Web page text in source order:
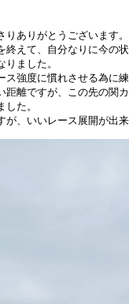
ありがとうございます。
終えて、自分なりに今の
ました。
ス強度に慣れさせる為に
距離ですが、この先の関
た。
が、いいレース展開が出